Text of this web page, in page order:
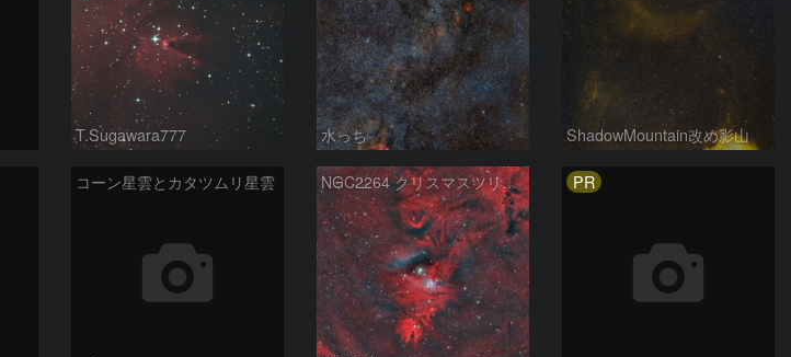
T.Sugawara777 水っち ShadowMountain改め影山
コーン星雲とカタツムリ星雲 NGC2264 クリスマスツリー星団コーン星雲 PR